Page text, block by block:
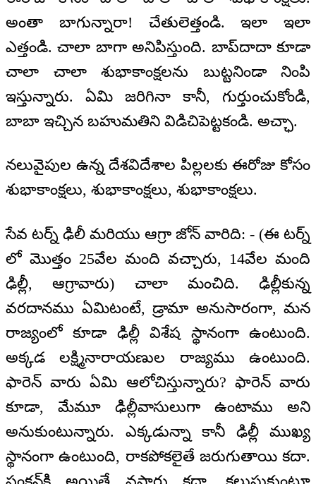
అంతా బాగున్నారా! చేతులెత్తండి. ఇలా ఇలా
ఎత్తండి. చాలా బాగా అనిపిస్తుంది. బాప్‍దాదా కూడా
చాలా చాలా శుభాకాంక్షలను బుట్టనిండా నింపి
ఇస్తున్నారు. ఏమి జరిగినా కానీ, గుర్తుంచుకోండి,
బాబా ఇచ్చిన బహుమతిని విడిచిపెట్టకండి. అచ్ఛా.
నలువైపుల ఉన్న దేశవిదేశాల పిల్లలకు ఈరోజు కోసం
శుభాకాంక్షలు, శుభాకాంక్షలు, శుభాకాంక్షలు.
సేవ టర్న్ ఢిలీ మరియు ఆగ్రా జోన్ వారిది: - (ఈ టర్న్
లో మొత్తం 25వేల మంది వచ్చారు, 14వేల మంది
ఢిల్లీ, ఆగ్రావారు) చాలా మంచిది. ఢిల్లీకున్న
వరదానము ఏమిటంటే, డ్రామా అనుసారంగా, మన
రాజ్యంలో కూడా ఢిల్లీ విశేష స్థానంగా ఉంటుంది.
అక్కడ లక్ష్మినారాయణుల రాజ్యము ఉంటుంది.
ఫారెన్ వారు ఏమి ఆలోచిస్తున్నారు? ఫారెన్ వారు
కూడా, మేమూ ఢిల్లీవాసులుగా ఉంటాము అని
అనుకుంటున్నారు. ఎక్కడున్నా కానీ ఢిల్లీ ముఖ్య
స్థానంగా ఉంటుంది, రాకపోకలైతే జరుగుతాయి కదా.